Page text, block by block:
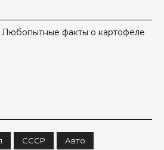
Любопытные факты о картофеле
СССР Авто